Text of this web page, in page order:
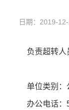
日期：2019-
负责超转人
单位类别：
办公电话